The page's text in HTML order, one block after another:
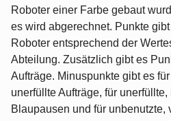
Roboter einer Farbe gebaut
es wird abgerechnet. Punkte
Roboter entsprechend der
Abteilung. Zusätzlich gibt es
Aufträge. Minuspunkte gibt es
unerfüllte Aufträge, für
Blaupausen und für unbenutzte,